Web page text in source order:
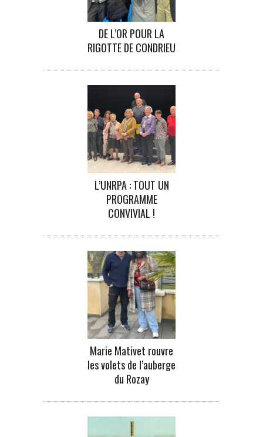
DE L’OR POUR LA
RIGOTTE DE CONDRIEU
L’UNRPA : TOUT UN
PROGRAMME
CONVIVIAL !
Marie Mativet rouvre
les volets de l’auberge
du Rozay